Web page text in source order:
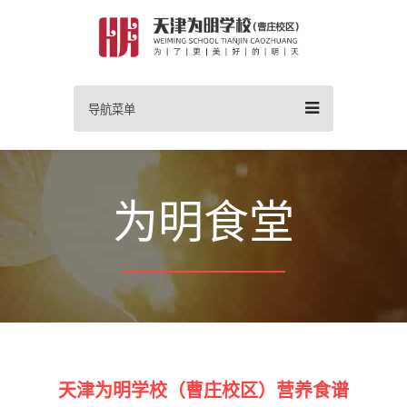
导航菜单
为明食堂
天津为明学校（曹庄校区）营养食谱